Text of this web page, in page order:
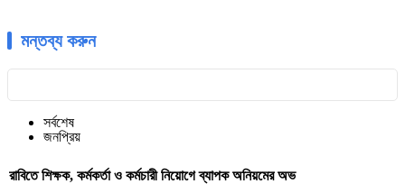
মন্তব্য করুন
সর্বশেষ
জনপ্রিয়
রাবিতে শিক্ষক, কর্মকর্তা ও কর্মচারী নিয়োগে ব্যাপক অনিয়মের অভ